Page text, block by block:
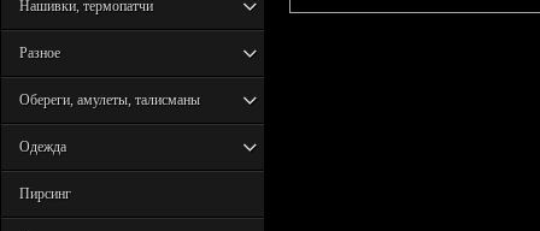
Нашивки, термопатчи
Разное
Обереги, амулеты, талисманы
Одежда
Пирсинг